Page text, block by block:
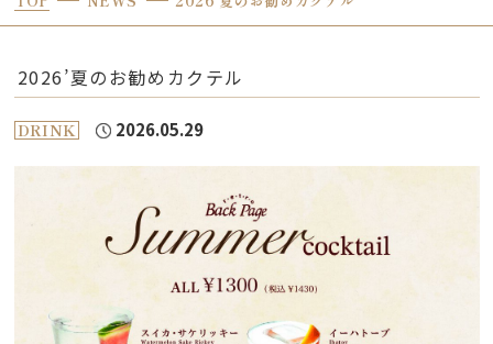
2026’夏のお勧めカクテル
DRINK 2026.05.29